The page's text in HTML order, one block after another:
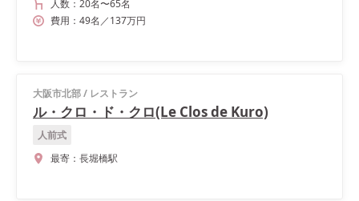
人数： 20名〜65名
費用： 49名 ／137万円
大阪市北部/ レストラン
ル・クロ・ド・クロ(Le Clos de Kuro)
人前式
最寄： 長堀橋駅